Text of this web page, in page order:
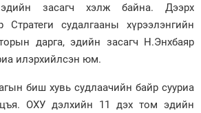
засагч хэлж байна. Дээрх
Стратеги судалгааны хүрээлэнгийн
дарга, эдийн засагч Н.Энхбаяр
илэрхийлсэн юм.
биш хувь судлаачийн байр сууриа
ОХУ дэлхийн 11 дэх том эдийн